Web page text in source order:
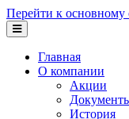
Перейти к
Главная
О компании
Акции
История